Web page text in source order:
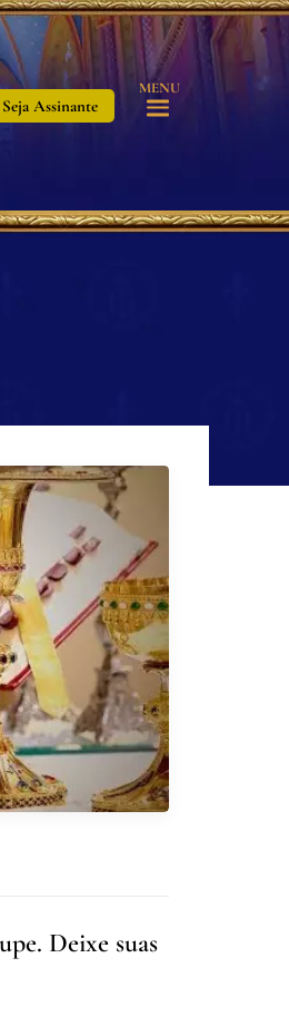
Seja Assinante
MENU
Deixe suas